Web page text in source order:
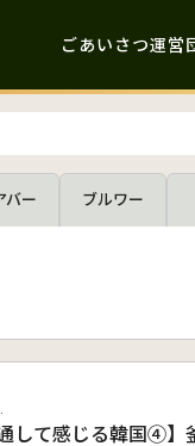
ごあいさつ運営
バー ブルワー
通して感じる韓国④